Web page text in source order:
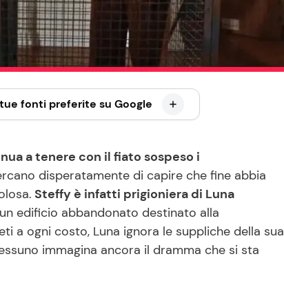
fonti preferite su Google
a tenere con il fiato sospeso i
disperatamente di capire che fine abbia
Steffy è infatti prigioniera di Luna
edificio abbandonato destinato alla
a ogni costo, Luna ignora le suppliche della sua
immagina ancora il dramma che si sta